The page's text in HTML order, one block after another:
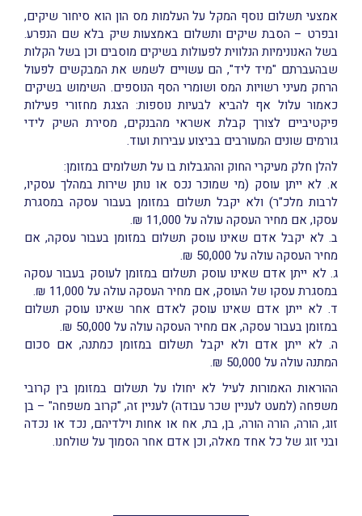
אמצעי תשלום נוסף המקל על העלמות מס הון הוא סיחור שיקים,
ובפרט – הסבת שיקים ותשלום באמצעות שיק בלא שם הנפרע.
בשל האנונימיות הנלווית לפעולות בשיקים מוסבים וכן בשל הקלות
שבהעברתם "מיד ליד", הם עשויים לשמש את המבקשים לפעול
הרחק מעיני רשויות המס ושומרי הסף הנוספים. השימוש בשיקים
כאמור עלול אף להביא לבעיות נוספות: הצגת מחזורי פעילות
פיקטיביים לצורך קבלת אשראי מהבנקים, מסירת השיק לידי
גורמים שונים המעורבים בביצוע עבירות ועוד.
להלן חלק מעיקרי החוק וההגבלות בו על תשלומים במזומן:
א. לא ייתן עוסק (מי שמוכר נכס או נותן שירות במהלך עסקיו,
לרבות מלכ"ר) ולא יקבל תשלום במזומן בעבור עסקה במסגרת
עסקו, אם מחיר העסקה עולה על 11,000 ₪.
ב. לא יקבל אדם שאינו עוסק תשלום במזומן בעבור עסקה, אם
מחיר העסקה עולה על 50,000 ₪.
ג. לא ייתן אדם שאינו עוסק תשלום במזומן לעוסק בעבור עסקה
במסגרת עסקו של העוסק, אם מחיר העסקה עולה על 11,000 ₪.
ד. לא ייתן אדם שאינו עוסק לאדם אחר שאינו עוסק תשלום
במזומן בעבור עסקה, אם מחיר העסקה עולה על 50,000 ₪.
ה. לא ייתן אדם ולא יקבל תשלום במזומן כמתנה, אם סכום
המתנה עולה על 50,000 ₪.
ההוראות האמורות לעיל לא יחולו על תשלום במזומן בין קרובי
משפחה (למעט לעניין שכר עבודה) לעניין זה, "קרוב משפחה" – בן
זוג, הורה, הורה הורה, בן, בת, אח או אחות וילדיהם, נכד או נכדה
ובני זוג של כל אחד מאלה, וכן אדם אחר הסמוך על שולחנו.